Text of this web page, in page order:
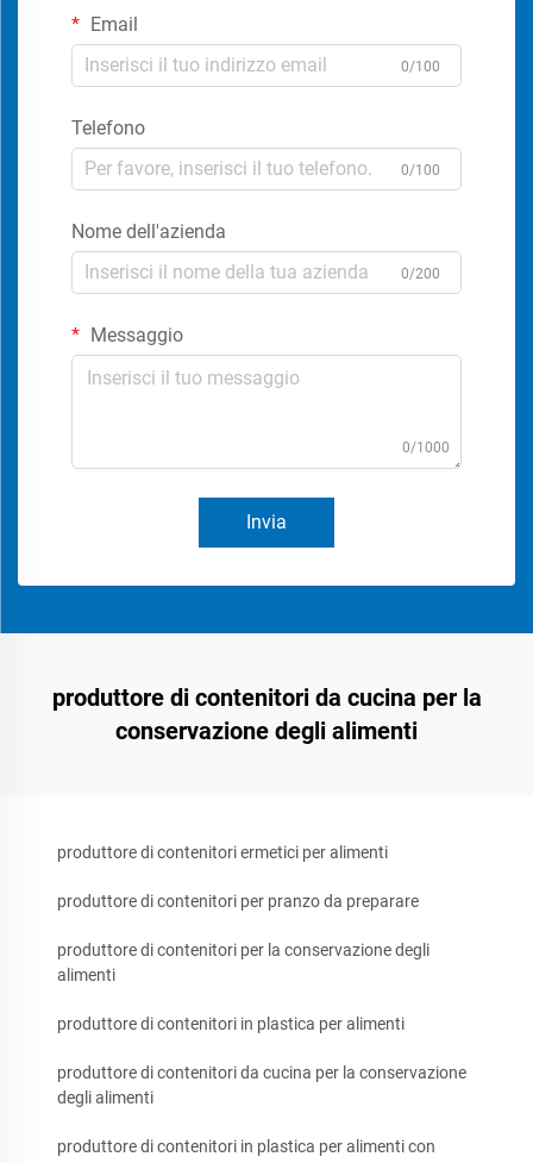
Email
0/100
Telefono
0/100
Nome dell'azienda
0/200
Messaggio
0/1000
Invia
produttore di contenitori da cucina per la
conservazione degli alimenti
produttore di contenitori ermetici per alimenti
produttore di contenitori per pranzo da preparare
produttore di contenitori per la conservazione degli
alimenti
produttore di contenitori in plastica per alimenti
produttore di contenitori da cucina per la conservazione
degli alimenti
produttore di contenitori in plastica per alimenti con